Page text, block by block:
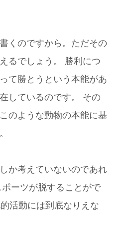
くのですから。ただその
るでしょう。
勝利につ
て勝とうという本能があ
しているのです。
その
のような動物の本能に基
か考えていないのであれ
ーツが脱することがで
活動には到底なりえな